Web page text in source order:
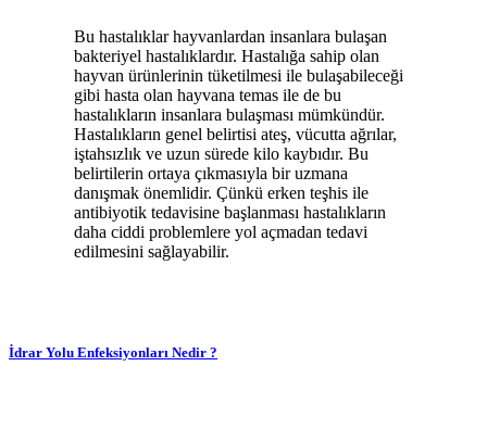
Bu hastalıklar hayvanlardan insanlara bulaşan
bakteriyel hastalıklardır. Hastalığa sahip olan
hayvan ürünlerinin tüketilmesi ile bulaşabileceği
gibi hasta olan hayvana temas ile de bu
hastalıkların insanlara bulaşması mümkündür.
Hastalıkların genel belirtisi ateş, vücutta ağrılar,
iştahsızlık ve uzun sürede kilo kaybıdır. Bu
belirtilerin ortaya çıkmasıyla bir uzmana
danışmak önemlidir. Çünkü erken teşhis ile
antibiyotik tedavisine başlanması hastalıkların
daha ciddi problemlere yol açmadan tedavi
edilmesini sağlayabilir.
İdrar Yolu Enfeksiyonları Nedir ?